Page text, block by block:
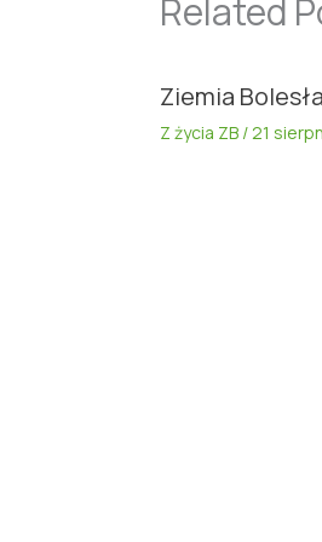
Related
Ziemia
Z życia ZB / 21